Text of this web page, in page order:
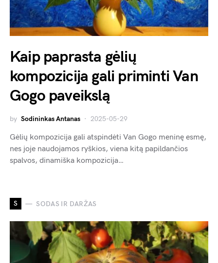
Kaip paprasta gėlių
kompozicija gali priminti Van
Gogo paveikslą
by Sodininkas Antanas 2025-05-29
Gėlių kompozicija gali atspindėti Van Gogo meninę esmę,
nes joje naudojamos ryškios, viena kitą papildančios
spalvos, dinamiška kompozicija…
S SODAS IR DARŽAS